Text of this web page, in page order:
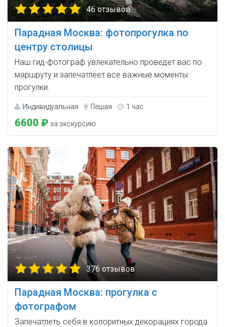
46 отзывов
Парадная Москва: фотопрогулка по
центру столицы
Наш гид-фотограф увлекательно проведет вас по
маршруту и запечатлеет все важные моменты
прогулки.
Индивидуальная Пешая 1 час
6600 ₽ за экскурсию
376 отзывов
Парадная Москва: прогулка с
фотографом
Запечатлеть себя в колоритных декорациях города